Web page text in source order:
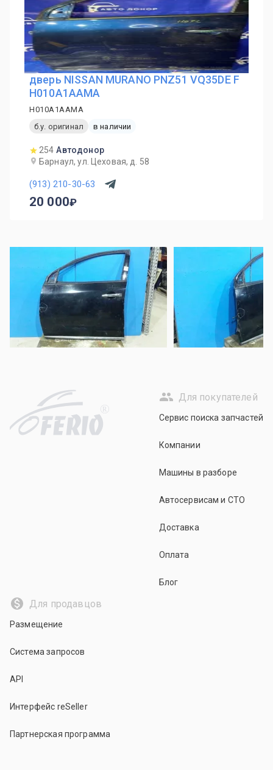
дверь NISSAN MURANO PNZ51 VQ35DE F
H010A1AAMA
H010A1AAMA
б.у. оригинал
в наличии
254 Автодонор
Барнаул, ул. Цеховая, д. 58
(913) 210-30-63
20 000
R
Для покупателей
Сервис поиска запчастей
Компании
Машины в разборе
Автосервисам и СТО
Доставка
Оплата
Блог
Для продавцов
Размещение
Система запросов
API
Интерфейс reSeller
Партнерская программа